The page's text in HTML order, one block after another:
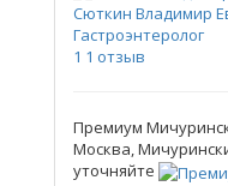
Сюткин Владимир
Гастроэнтеролог
1 1 отзыв
Премиум
Москва,
уточняйте